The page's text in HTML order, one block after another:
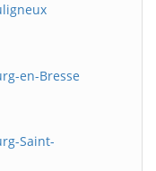
en-Bresse
Saint-